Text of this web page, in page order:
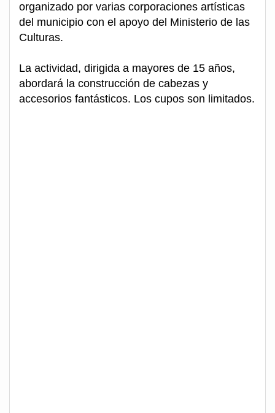
organizado por varias corporaciones artísticas
del municipio con el apoyo del Ministerio de las
Culturas.
La actividad, dirigida a mayores de 15 años,
abordará la construcción de cabezas y
accesorios fantásticos. Los cupos son limitados.